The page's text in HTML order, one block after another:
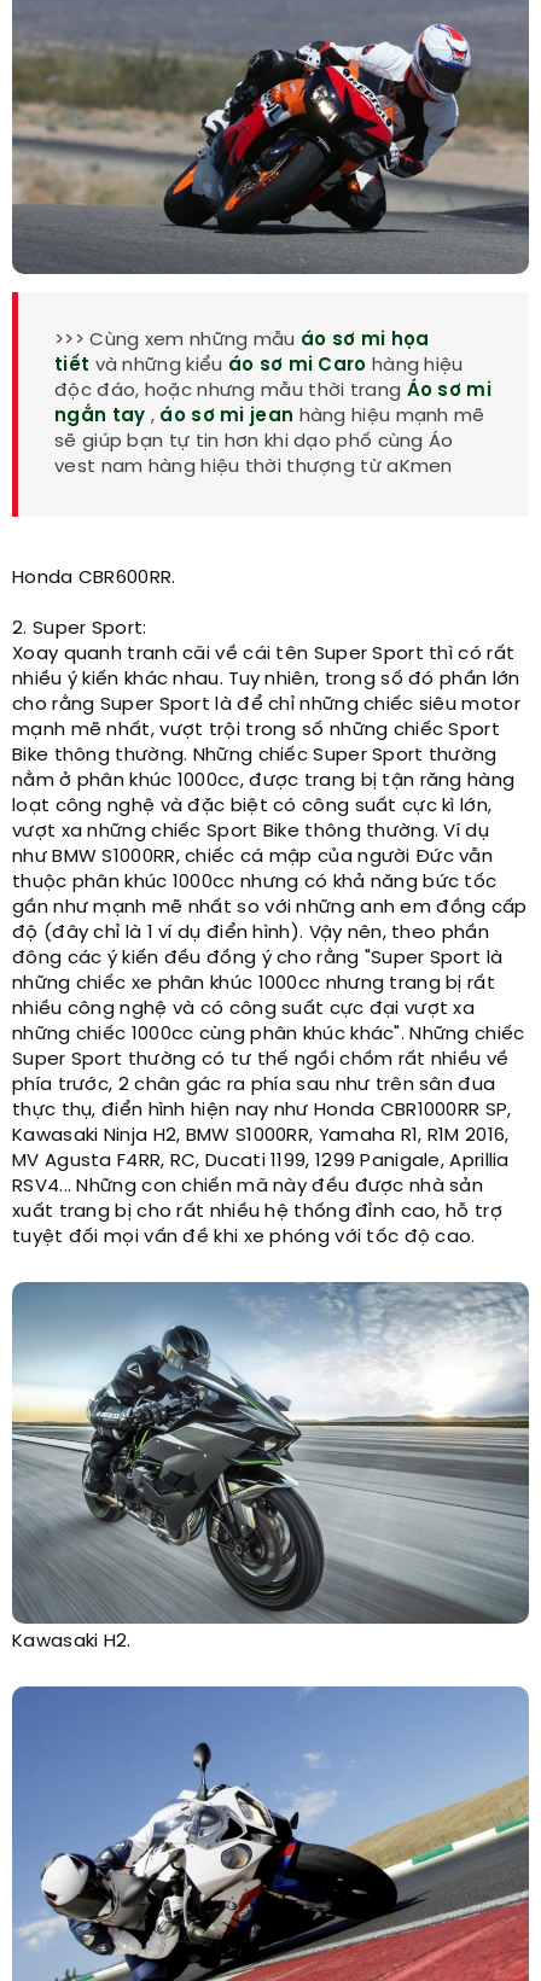
>>> Cùng xem những mẫu áo sơ mi họa
tiết và những kiểu áo sơ mi Caro hàng hiệu
độc đáo, hoặc nhưng mẫu thời trang Áo sơ mi
ngắn tay , áo sơ mi jean hàng hiệu mạnh mẽ
sẽ giúp bạn tự tin hơn khi dạo phố cùng Áo
vest nam hàng hiệu thời thượng từ aKmen
Honda CBR600RR.
2. Super Sport:
Xoay quanh tranh cãi về cái tên Super Sport thì có rất
nhiều ý kiến khác nhau. Tuy nhiên, trong số đó phần lớn
cho rằng Super Sport là để chỉ những chiếc siêu motor
mạnh mẽ nhất, vượt trội trong số những chiếc Sport
Bike thông thường. Những chiếc Super Sport thường
nằm ở phân khúc 1000cc, được trang bị tận răng hàng
loạt công nghệ và đặc biệt có công suất cực kì lớn,
vượt xa những chiếc Sport Bike thông thường. Ví dụ
như BMW S1000RR, chiếc cá mập của người Đức vẫn
thuộc phân khúc 1000cc nhưng có khả năng bức tốc
gần như mạnh mẽ nhất so với những anh em đồng cấp
độ (đây chỉ là 1 ví dụ điển hình). Vậy nên, theo phần
đông các ý kiến đều đồng ý cho rằng "Super Sport là
những chiếc xe phân khúc 1000cc nhưng trang bị rất
nhiều công nghệ và có công suất cực đại vượt xa
những chiếc 1000cc cùng phân khúc khác". Những chiếc
Super Sport thường có tư thế ngồi chồm rất nhiều về
phía trước, 2 chân gác ra phía sau như trên sân đua
thực thụ, điển hình hiện nay như Honda CBR1000RR SP,
Kawasaki Ninja H2, BMW S1000RR, Yamaha R1, R1M 2016,
MV Agusta F4RR, RC, Ducati 1199, 1299 Panigale, Aprillia
RSV4... Những con chiến mã này đều được nhà sản
xuất trang bị cho rất nhiều hệ thống đỉnh cao, hỗ trợ
tuyệt đối mọi vấn đề khi xe phóng với tốc độ cao.​
Kawasaki H2.